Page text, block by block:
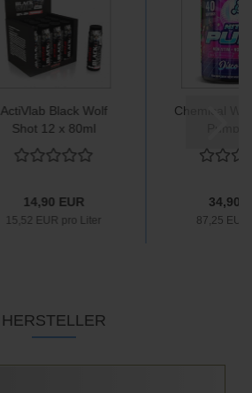
ActiVlab Black Wolf
Shot 12 x 80ml
14,90 EUR
15,52 EUR pro Liter
Chemical
34,90
87,25 EUR
HERSTELLER